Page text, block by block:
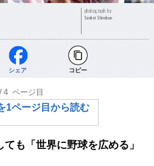
photograph by
Sankei Shimbun
シェア コピー
/4 ページ目
1ページ目から読む
も「世界に野球を広める」